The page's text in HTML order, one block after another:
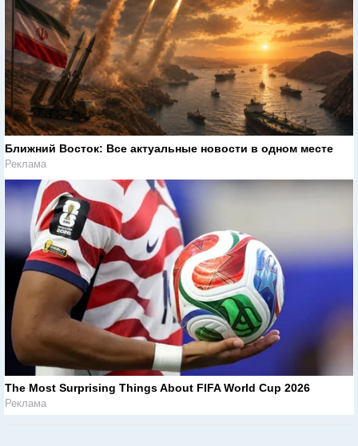
Ближний Восток: Все актуальные новости в одном месте
Реклама
The Most Surprising Things About FIFA World Cup 2026
Реклама